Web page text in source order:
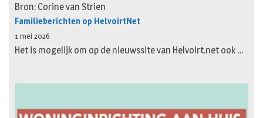
Bron: Corine van Strien
Familieberichten op HelvoirtNet
1 mei 2026
Het is mogelijk om op de nieuwssite van Helvoirt.net ook …